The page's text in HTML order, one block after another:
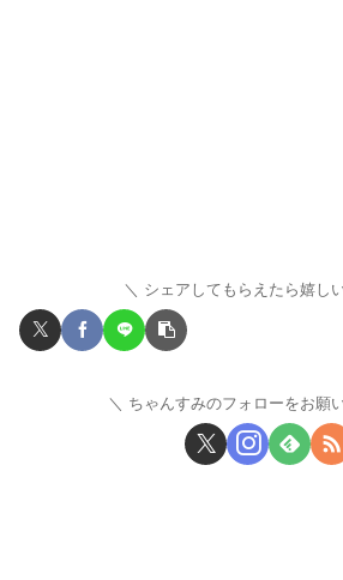
シェアしてもらえたら嬉し
ちゃんすみのフォローをお願